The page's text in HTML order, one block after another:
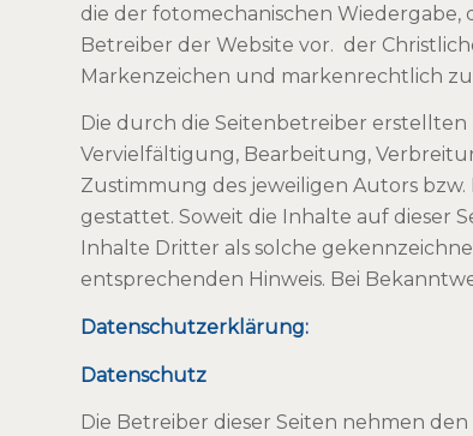
die der fotomechanischen
Betreiber der Website vor. der
Markenzeichen und markenrechtlich
Die durch die Seitenbetreiber
Vervielfältigung, Bearbeitung,
Zustimmung des jeweiligen Autors
gestattet. Soweit die Inhalte auf dieser
Inhalte Dritter als solche
entsprechenden Hinweis. Bei
Datenschutzerklärung:
Datenschutz
Die Betreiber dieser Seiten nehmen